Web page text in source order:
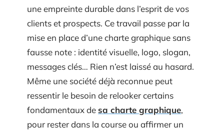
une empreinte durable dans l’esprit de vos
clients et prospects. Ce travail passe par la
mise en place d’une charte graphique sans
fausse note : identité visuelle, logo, slogan,
messages clés… Rien n’est laissé au hasard.
Même une société déjà reconnue peut
ressentir le besoin de relooker certains
fondamentaux desa charte graphique,
pour rester dans la course ou affirmer un